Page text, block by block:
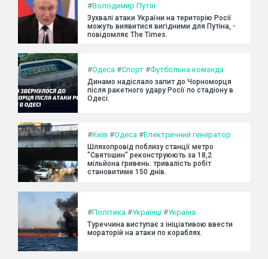
#Володимир Путін
Зухвалі атаки України на територію Росії
можуть виявитися вигідними для Путіна, -
повідомляє The Times.
#Одеса #Спорт #Футбольна команда
Динамо надіслало запит до Чорноморця
після ракетного удару Росії по стадіону в
Одесі.
#Київ #Одеса #Електричний генератор
Шляхопровід поблизу станції метро
"Святошин" реконструюють за 18,2
мільйона гривень: тривалість робіт
становитиме 150 днів.
#Політика #Українці #Україна
Туреччина виступає з ініціативою ввести
мораторій на атаки по кораблях.